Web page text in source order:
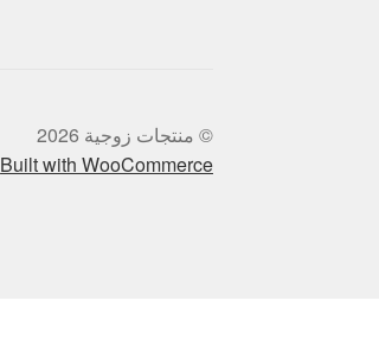
© منتجات زوجية 2026
Built with WooCommerce